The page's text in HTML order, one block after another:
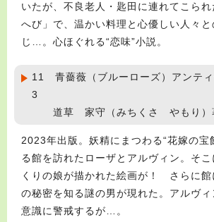
いたが、不良老人・匙田に連れてこら
へび」で、温かい料理と心優しい人々と
じ…。心ほぐれる“恋味”小説。
11 青薔薇（ブルーローズ）アンテ
3
道草 家守（みちくさ やも
2023年出版。妖精にまつわる“花嫁の宝
る館を訪れたローザとアルヴィン。そこ
くりの娘が描かれた絵画が！ さらに館
の秘密を知る謎の男が現れた。アルヴ
意識に警戒するが…。